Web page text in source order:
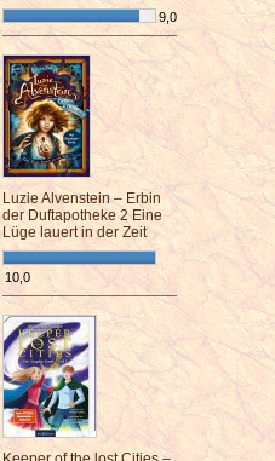
9,0
¯¯¯¯¯¯¯¯¯¯¯¯¯¯¯¯¯¯¯¯¯¯¯¯
Luzie Alvenstein – Erbin
der Duftapotheke 2 Eine
Lüge lauert in der Zeit
10,0
¯¯¯¯¯¯¯¯¯¯¯¯¯¯¯¯¯¯¯¯¯¯¯¯